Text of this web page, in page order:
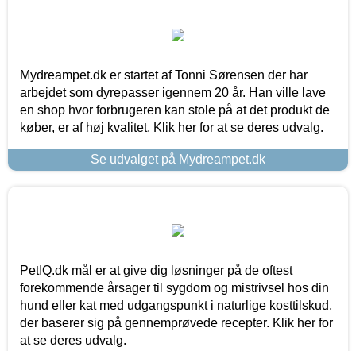
Mydreampet.dk er startet af Tonni Sørensen der har
arbejdet som dyrepasser igennem 20 år. Han ville lave
en shop hvor forbrugeren kan stole på at det produkt de
køber, er af høj kvalitet. Klik her for at se deres udvalg.
Se udvalget på Mydreampet.dk
PetIQ.dk mål er at give dig løsninger på de oftest
forekommende årsager til sygdom og mistrivsel hos din
hund eller kat med udgangspunkt i naturlige kosttilskud,
der baserer sig på gennemprøvede recepter. Klik her for
at se deres udvalg.